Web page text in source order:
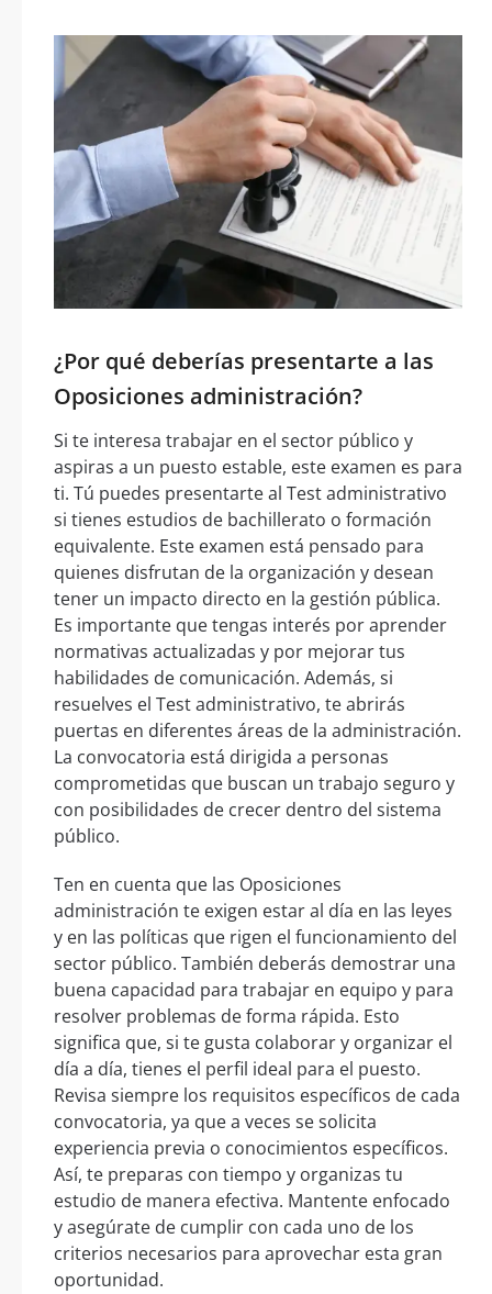
¿Por qué deberías presentarte a las
Oposiciones administración?
Si te interesa trabajar en el sector público y
aspiras a un puesto estable, este examen es para
ti. Tú puedes presentarte al Test administrativo
si tienes estudios de bachillerato o formación
equivalente. Este examen está pensado para
quienes disfrutan de la organización y desean
tener un impacto directo en la gestión pública.
Es importante que tengas interés por aprender
normativas actualizadas y por mejorar tus
habilidades de comunicación. Además, si
resuelves el Test administrativo, te abrirás
puertas en diferentes áreas de la administración.
La convocatoria está dirigida a personas
comprometidas que buscan un trabajo seguro y
con posibilidades de crecer dentro del sistema
público.
Ten en cuenta que las Oposiciones
administración te exigen estar al día en las leyes
y en las políticas que rigen el funcionamiento del
sector público. También deberás demostrar una
buena capacidad para trabajar en equipo y para
resolver problemas de forma rápida. Esto
significa que, si te gusta colaborar y organizar el
día a día, tienes el perfil ideal para el puesto.
Revisa siempre los requisitos específicos de cada
convocatoria, ya que a veces se solicita
experiencia previa o conocimientos específicos.
Así, te preparas con tiempo y organizas tu
estudio de manera efectiva. Mantente enfocado
y asegúrate de cumplir con cada uno de los
criterios necesarios para aprovechar esta gran
oportunidad.